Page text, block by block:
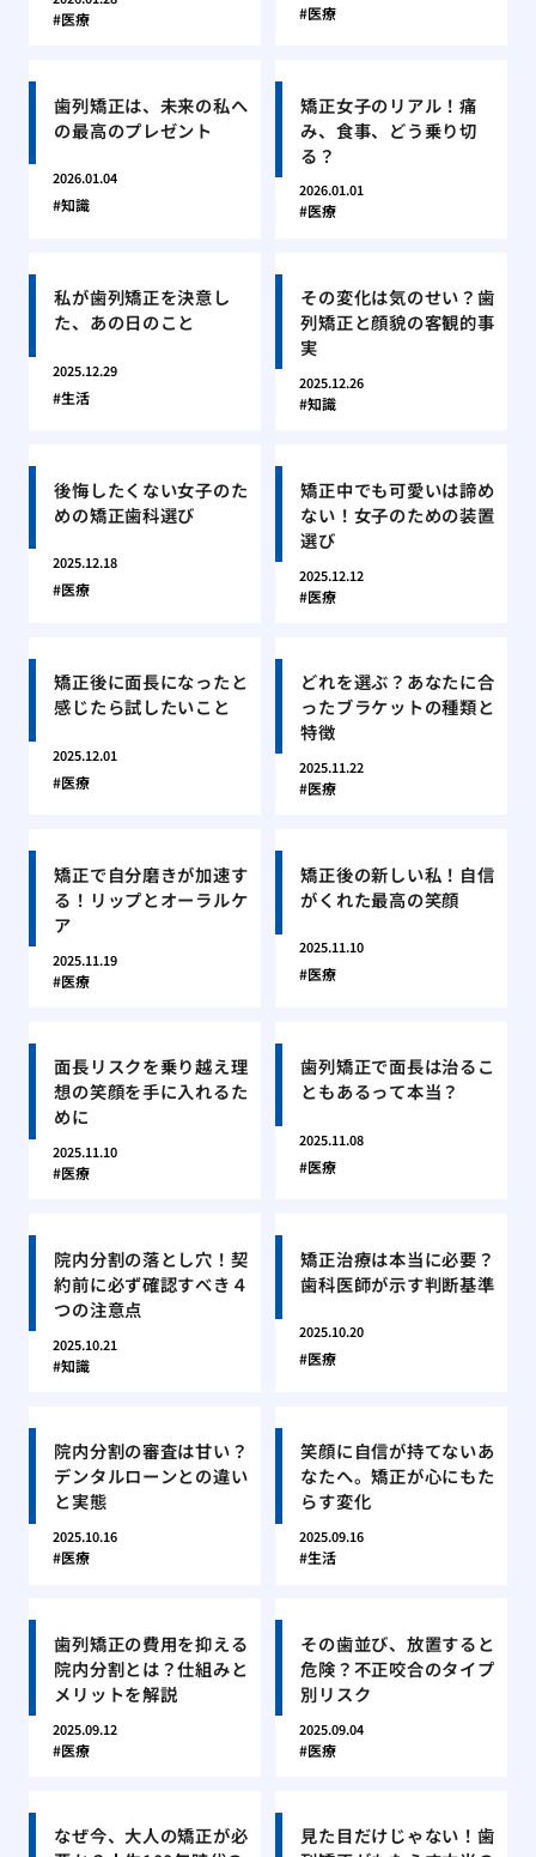
医療 医療
歯列矯正は、未来の私へ
の最高のプレゼント
2026.01.04
知識
矯正女子のリアル！痛
み、食事、どう乗り切
る？
2026.01.01
医療
私が歯列矯正を決意し
た、あの日のこと
2025.12.29
生活
その変化は気のせい？歯
列矯正と顔貌の客観的事
実
2025.12.26
知識
後悔したくない女子のた
めの矯正歯科選び
2025.12.18
医療
矯正中でも可愛いは諦め
ない！女子のための装置
選び
2025.12.12
医療
矯正後に面長になったと
感じたら試したいこと
2025.12.01
医療
どれを選ぶ？あなたに合
ったブラケットの種類と
特徴
2025.11.22
医療
矯正で自分磨きが加速す
る！リップとオーラルケ
ア
2025.11.19
医療
矯正後の新しい私！自信
がくれた最高の笑顔
2025.11.10
医療
面長リスクを乗り越え理
想の笑顔を手に入れるた
めに
2025.11.10
医療
歯列矯正で面長は治るこ
ともあるって本当？
2025.11.08
医療
院内分割の落とし穴！契
約前に必ず確認すべき４
つの注意点
2025.10.21
知識
矯正治療は本当に必要？
歯科医師が示す判断基準
2025.10.20
医療
院内分割の審査は甘い？
デンタルローンとの違い
と実態
2025.10.16
医療
笑顔に自信が持てないあ
なたへ。矯正が心にもた
らす変化
2025.09.16
生活
歯列矯正の費用を抑える
院内分割とは？仕組みと
メリットを解説
2025.09.12
医療
その歯並び、放置すると
危険？不正咬合のタイプ
別リスク
2025.09.04
医療
なぜ今、大人の矯正が必
見た目だけじゃない！歯